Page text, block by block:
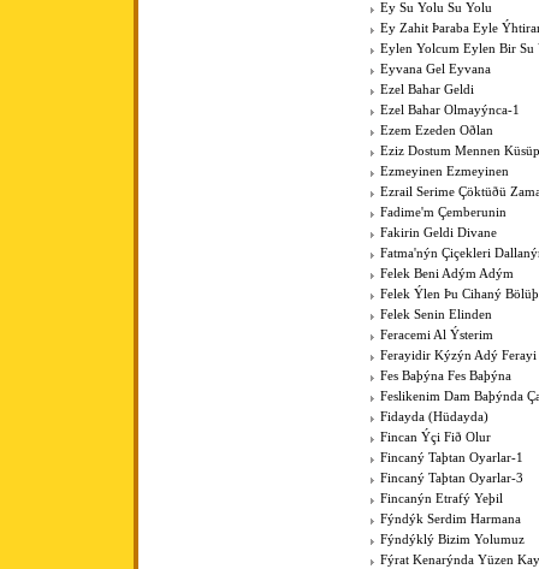
Ey Su Yolu Su Yolu
Ey Zahit Þaraba Eyle
Eylen Yolcum Eylen Bir Su
Eyvana Gel Eyvana
Ezel Bahar Geldi
Ezel Bahar Olmayýnca-1
Ezem Ezeden Oðlan
Eziz Dostum Mennen
Ezmeyinen Ezmeyinen
Ezrail Serime Çöktüðü
Fadime'm Çemberunin
Fakirin Geldi Divane
Fatma'nýn Çiçekleri
Felek Beni Adým Adým
Felek Ýlen Þu Cihaný
Felek Senin Elinden
Feracemi Al Ýsterim
Ferayidir Kýzýn Adý Ferayi
Fes Baþýna Fes Baþýna
Feslikenim Dam Baþýnda
Fidayda (Hüdayda)
Fincan Ýçi Fið Olur
Fincaný Taþtan Oyarlar-1
Fincaný Taþtan Oyarlar-3
Fincanýn Etrafý Yeþil
Fýndýk Serdim Harmana
Fýndýklý Bizim Yolumuz
Fýrat Kenarýnda Yüzen